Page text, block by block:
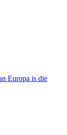
Europa is die